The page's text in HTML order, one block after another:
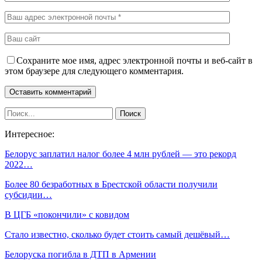
Сохраните мое имя, адрес электронной почты и веб-сайт в
этом браузере для следующего комментария.
Интересное:
Белорус заплатил налог более 4 млн рублей — это рекорд
2022…
Более 80 безработных в Брестской области получили
субсидии…
В ЦГБ «покончили» с ковидом
Стало известно, сколько будет стоить самый дешёвый…
Белоруска погибла в ДТП в Армении